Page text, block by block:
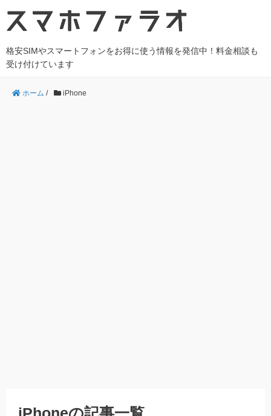
格安SIMやスマートフォンをお得に使う情報を発信中！料金相談も
受け付けています
ホーム / iPhone